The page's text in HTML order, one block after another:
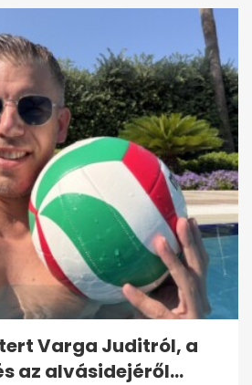
Varga Juditról, a
az alvásidejéről...